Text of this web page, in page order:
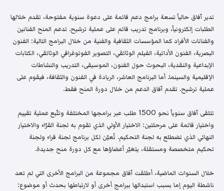
تدير آفاق حالياً تسعة برامج دعم قائمة على دعوة سنوية مفتوحة، تقدم خلالها
الطلبات إلكترونياً، وبرنامج تدريب قائم على عملية ترشيح. تدعم المنح الفنانين
والفنانات الأفراد كما المؤسسات الثقافية والفنية من خلال البرامج التالية: الفنون
البصرية، الفنون الأدائية، الفيلم الوثائقي، التصوير الفوتوغرافي الوثائقي، الكتابات
الإبداعية والنقدية، البحوث حول الفنون، الموسيقى، التدريب والنشاطات
الإقليمية والسينما. أما البرنامج العاشر، الريادة في الفنون والثقافة، فيقوم على
عملية ترشيح. تقدم آفاق الدعم من خلال دورة المنح فقط.
تتلقى آفاق سنوياً نحو 1500 طلب عبر برامجها المختلفة وتتّبع عملية تقييم
واختيار قائمة على مرحلتين: الاختيار الأولي الذي تقوم به لجنة القرّاء والاختيار
النهائي الذي تضطلع به لجنة التحكيم. تُعيّن لكل برنامج لجنة قراء ولجنة
تحكيم متخصصة ومستقلة، يتغيّر أعضاؤها مع كل دورة منح جديدة.
خلال السنوات الماضية، أطلقت آفاق مجموعة من البرامج الأخرى التي لم تعد
ناشطة اليوم إما بسبب استبدالها ببرامج أخرى أو لارتباطها بحدث أو موضوع: